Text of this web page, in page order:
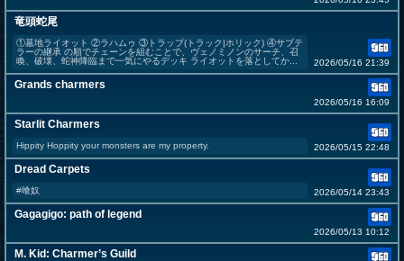
竜頭蛇尾
①墓地ライオット ②ラハムゥ ③トラップ(トラック|ホリック) ④サブテ
ラーの継承 の順でチェーンを組むことで、ヴェノミノンのサーチ、召
喚、破壊、蛇神降臨まで一気にやるデッキ ライオットを落としてか...
2026/05/16 21:39
Grands charmers
2026/05/16 16:09
Starlit Charmers
Hippity Hoppity your monsters are my property. 2026/05/15 22:48
Dread Carpets
#喰奴 2026/05/14 23:43
Gagagigo: path of legend
2026/05/13 10:12
M. Kid: Charmer’s Guild